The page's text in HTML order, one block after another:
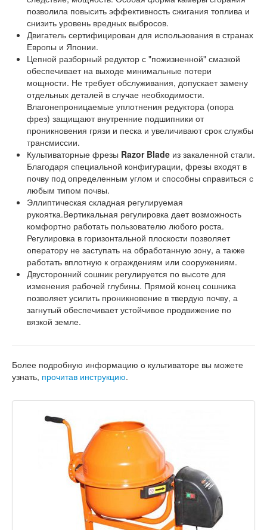
позволила повысить эффективность сжигания топлива и
снизить уровень вредных выбросов.
Двигатель сертифицирован для использования в странах
Европы и Японии.
Цепной разборный редуктор с "пожизненной" смазкой
обеспечивает на выходе минимальные потери
мощности. Не требует обслуживания, допускает замену
отдельных деталей в случае необходимости.
Влагонепроницаемые уплотнения редуктора (опора
фрез) защищают внутренние подшипники от
проникновения грязи и песка и увеличивают срок службы
трансмиссии.
Культиваторные фрезы Razor Blade из закаленной стали.
Благодаря специальной конфигурации, фрезы входят в
почву под определенным углом и способны справиться с
любым типом почвы.
Эллиптическая складная регулируемая
рукоятка.Вертикальная регулировка дает возможность
комфортно работать пользователю любого роста.
Регулировка в горизонтальной плоскости позволяет
оператору не заступать на обработанную зону, а также
работать вплотную к ограждениям или сооружениям.
Двусторонний сошник регулируется по высоте для
изменения рабочей глубины. Прямой конец сошника
позволяет усилить проникновение в твердую почву, а
загнутый обеспечивает устойчивое продвижение по
вязкой земле.
Более подробную информацию о культиваторе вы можете
узнать, прочитав инструкцию.